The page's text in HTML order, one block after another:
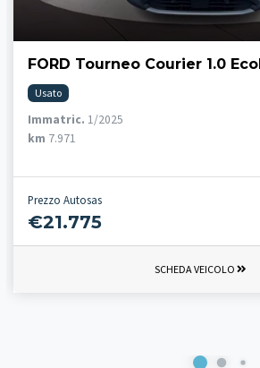
FORD Tourneo Courier 1.0
Usato
Immatric. 1/2025
km 7.971
Prezzo Autosas
€21.775
SCHEDA VEICOLO